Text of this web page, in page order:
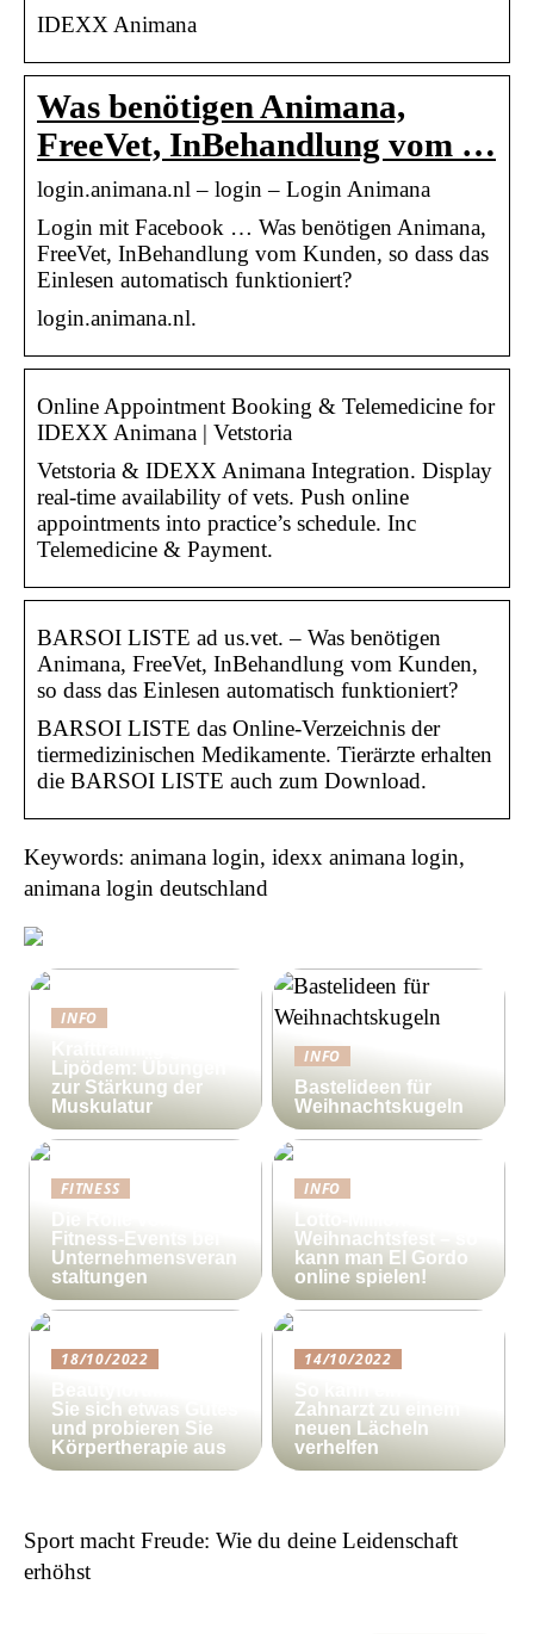
IDEXX Animana
Was benötigen Animana,
FreeVet, InBehandlung vom …
login.animana.nl – login – Login Animana
Login mit Facebook … Was benötigen Animana,
FreeVet, InBehandlung vom Kunden, so dass das
Einlesen automatisch funktioniert?
login.animana.nl.
Online Appointment Booking & Telemedicine for
IDEXX Animana | Vetstoria
Vetstoria & IDEXX Animana Integration. Display
real-time availability of vets. Push online
appointments into practice’s schedule. Inc
Telemedicine & Payment.
BARSOI LISTE ad us.vet. – Was benötigen
Animana, FreeVet, InBehandlung vom Kunden,
so dass das Einlesen automatisch funktioniert?
BARSOI LISTE das Online-Verzeichnis der
tiermedizinischen Medikamente. Tierärzte erhalten
die BARSOI LISTE auch zum Download.
Keywords: animana login, idexx animana login,
animana login deutschland
INFO
Lipödem: Übungen
zur Stärkung der
Muskulatur
INFO
Bastelideen für
Weihnachtskugeln
FITNESS
Fitness-Events bei
Unternehmensveran
staltungen
INFO
Weihnachtsfest – so
kann man El Gordo
online spielen!
18/10/2022
Sie sich etwas Gutes
und probieren Sie
Körpertherapie aus
14/10/2022
Zahnarzt zu einem
neuen Lächeln
verhelfen
Sport macht Freude: Wie du deine Leidenschaft
erhöhst